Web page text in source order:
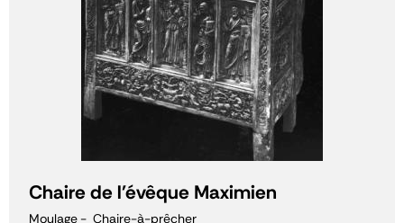
Chaire de l'évêque Maximien
Moulage Chaire-à-prêcher